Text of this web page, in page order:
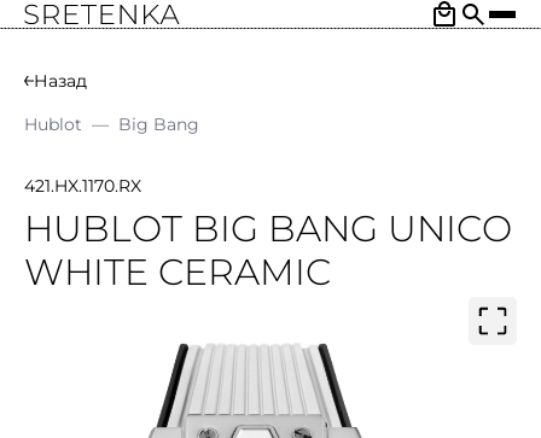
Назад
Hublot — Big Bang
421.HX.1170.RX
HUBLOT BIG BANG UNICO
WHITE CERAMIC